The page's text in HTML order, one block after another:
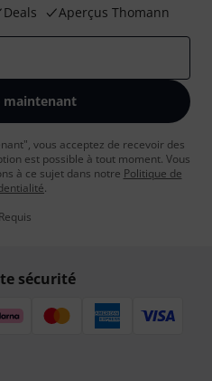
Deals Aperçus Thomann
maintenant
vous acceptez de recevoir des
est possible à tout moment. Vous
à ce sujet dans notre Politique de
.
sécurité